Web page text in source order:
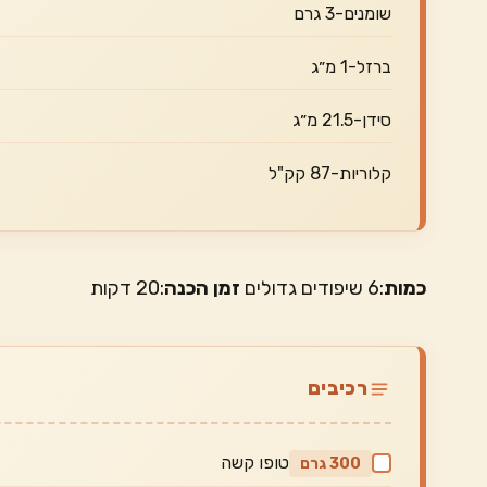
שומנים-3 גרם
ברזל-1 מ״ג
סידן-21.5 מ״ג
קלוריות-87 קק"ל
כמות:6 שיפודים גדולים זמן הכנה:20 דקות
רכיבים
300 גרם טופו קשה